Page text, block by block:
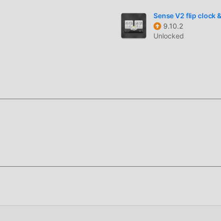
السعادة التي يواجهونها في التطبيق ، ما الذي تنتظره ، تعال وقم
Sense V2 flip clock
9.10.2
Unlocked